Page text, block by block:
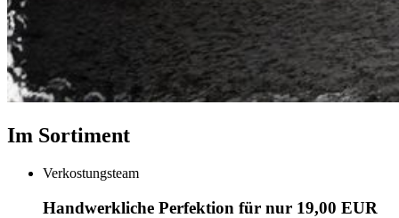
Im Sortiment
Verkostungsteam
Handwerkliche Perfektion für nur 19,00 EUR